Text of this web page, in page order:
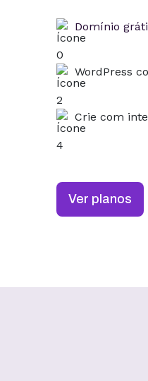
Domínio
WordPress
Crie com
Ver planos